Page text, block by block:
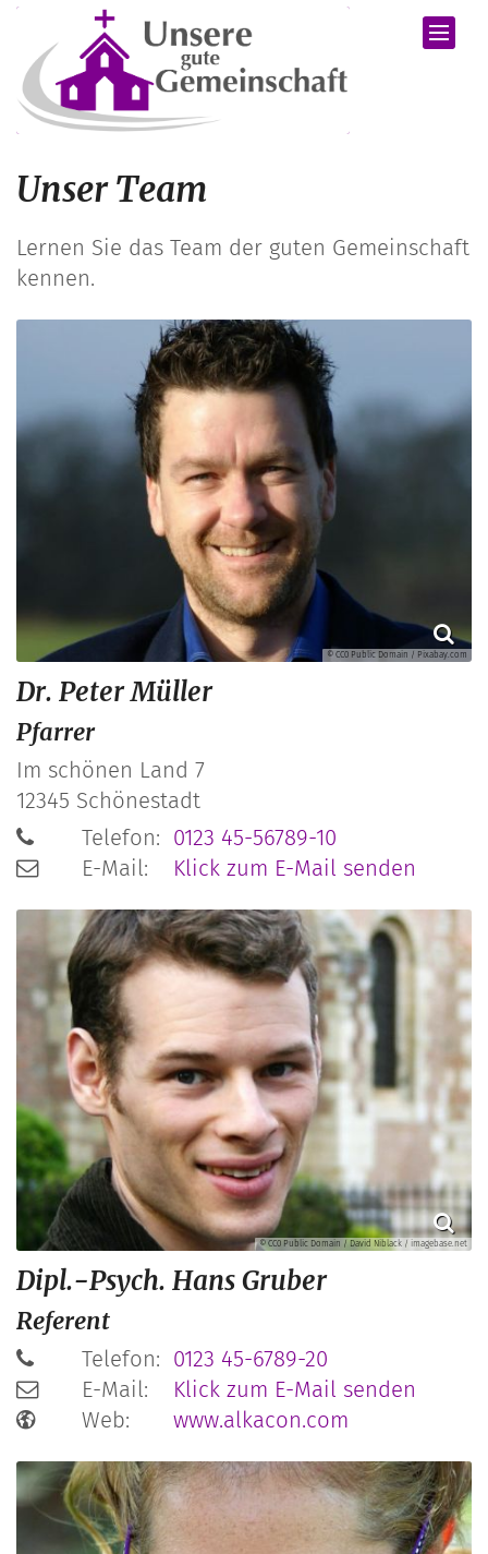
Zum Inhalt springen
Unser Team
Lernen Sie das Team der guten Gemeinschaft
kennen.
© CC0 Public Domain / Pixabay.com
Dr. PeterMüller
Pfarrer
Im schönen Land 7
12345 Schönestadt
Telefon: 0123 45-56789-10
E-Mail:
Klick zum E-Mail senden
© CC0 Public Domain / David Niblack / imagebase.net
Dipl.-Psych. HansGruber
Referent
Telefon: 0123 45-6789-20
E-Mail:
Klick zum E-Mail senden
Web:
www.alkacon.com